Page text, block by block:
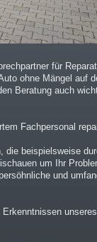
für
ohne Mängel auf
Beratung auch
Fachpersonal
beispielsweise
um Ihr
und
unseres